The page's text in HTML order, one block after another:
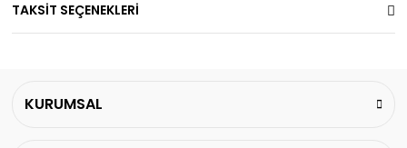
TAKSİT SEÇENEKLERİ
KURUMSAL